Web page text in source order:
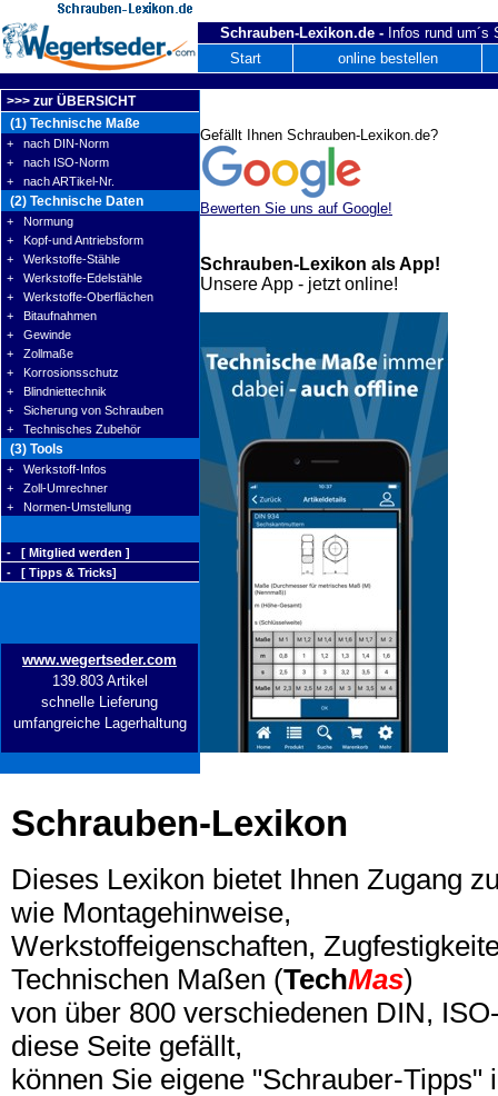
Schrauben-Lexikon.de - Infos rund um´s
Start
online bestellen
>>> zur ÜBERSICHT
(1) Technische Maße
+ nach DIN-Norm
+ nach ISO-Norm
+ nach ARTikel-Nr.
(2) Technische Daten
+ Normung
+ Kopf-und Antriebsform
+ Werkstoffe-Stähle
+ Werkstoffe-Edelstähle
+ Werkstoffe-Oberflächen
+ Bitaufnahmen
+ Gewinde
+ Zollmaße
+ Korrosionsschutz
+ Blindniettechnik
+ Sicherung von Schrauben
+ Technisches Zubehör
(3) Tools
+ Werkstoff-Infos
+ Zoll-Umrechner
+ Normen-Umstellung
- [ Mitglied werden ]
- [ Tipps & Tricks]
www.wegertseder.com
139.803 Artikel
schnelle Lieferung
umfangreiche Lagerhaltung
Schrauben-Lexikon
Dieses Lexikon bietet Ihnen Zugang
wie Montagehinweise,
Werkstoffeigenschaften,
Technischen Maßen (TechMas)
von über 800 verschiedenen DIN,
diese Seite gefällt,
können Sie eigene "Schrauber-Tipps"
Gefällt Ihnen Schrauben-Lexikon.de?
Bewerten Sie uns auf Google!
Schrauben-Lexikon als App!
Unsere App - jetzt online!